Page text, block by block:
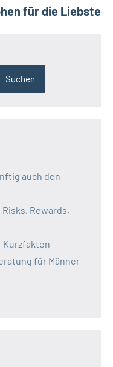
für die Liebste
Suchen
auch den
Rewards,
Kurzfakten
für Männer